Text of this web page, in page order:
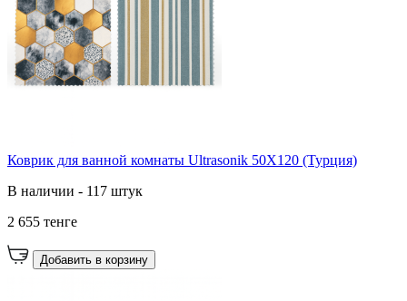
Коврик для ванной комнаты Ultrasonik 50X120 (Турция)
В наличии - 117 штук
2 655 тенге
Добавить в корзину